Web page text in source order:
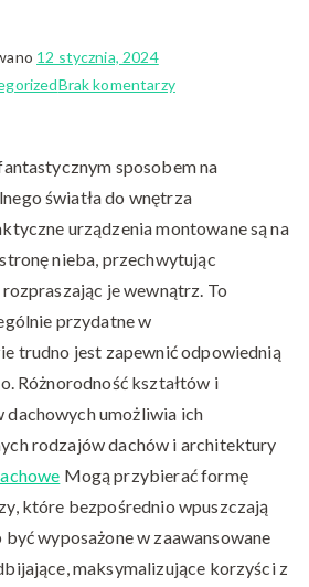
12 stycznia, 2024
Brak komentarzydo
w
Architekturze:
Estetyka
sposobem na
światła do wnętrza
urządzenia montowane są na
nieba, przechwytując
je wewnątrz. To
przydatne w
trudno jest zapewnić odpowiednią
Różnorodność kształtów i
umożliwia ich
rodzajów dachów i architektury
Mogą przybierać formę
które bezpośrednio wpuszczają
wyposażone w zaawansowane
maksymalizujące korzyści z